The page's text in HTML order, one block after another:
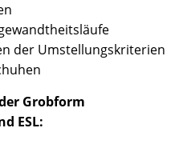
der Umstellungskriterien
Grobform
ESL: